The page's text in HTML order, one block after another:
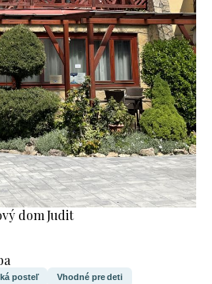
dom Judit
posteľ Vhodné pre deti